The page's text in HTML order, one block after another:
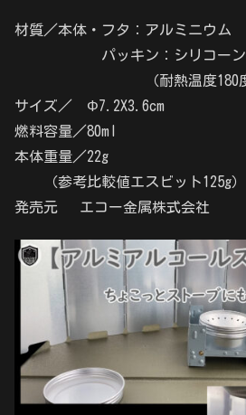
材質／本体・フタ：アルミニウム
パッキン：シリコーン
（耐熱温度180度
サイズ／ Φ7.2X3.6cm
燃料容量／80ml
本体重量／22g
（参考比較値エスビット125g）
発売元 エコー金属株式会社